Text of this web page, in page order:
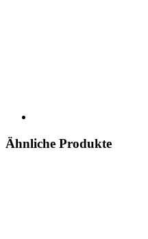
Ähnliche Produkte